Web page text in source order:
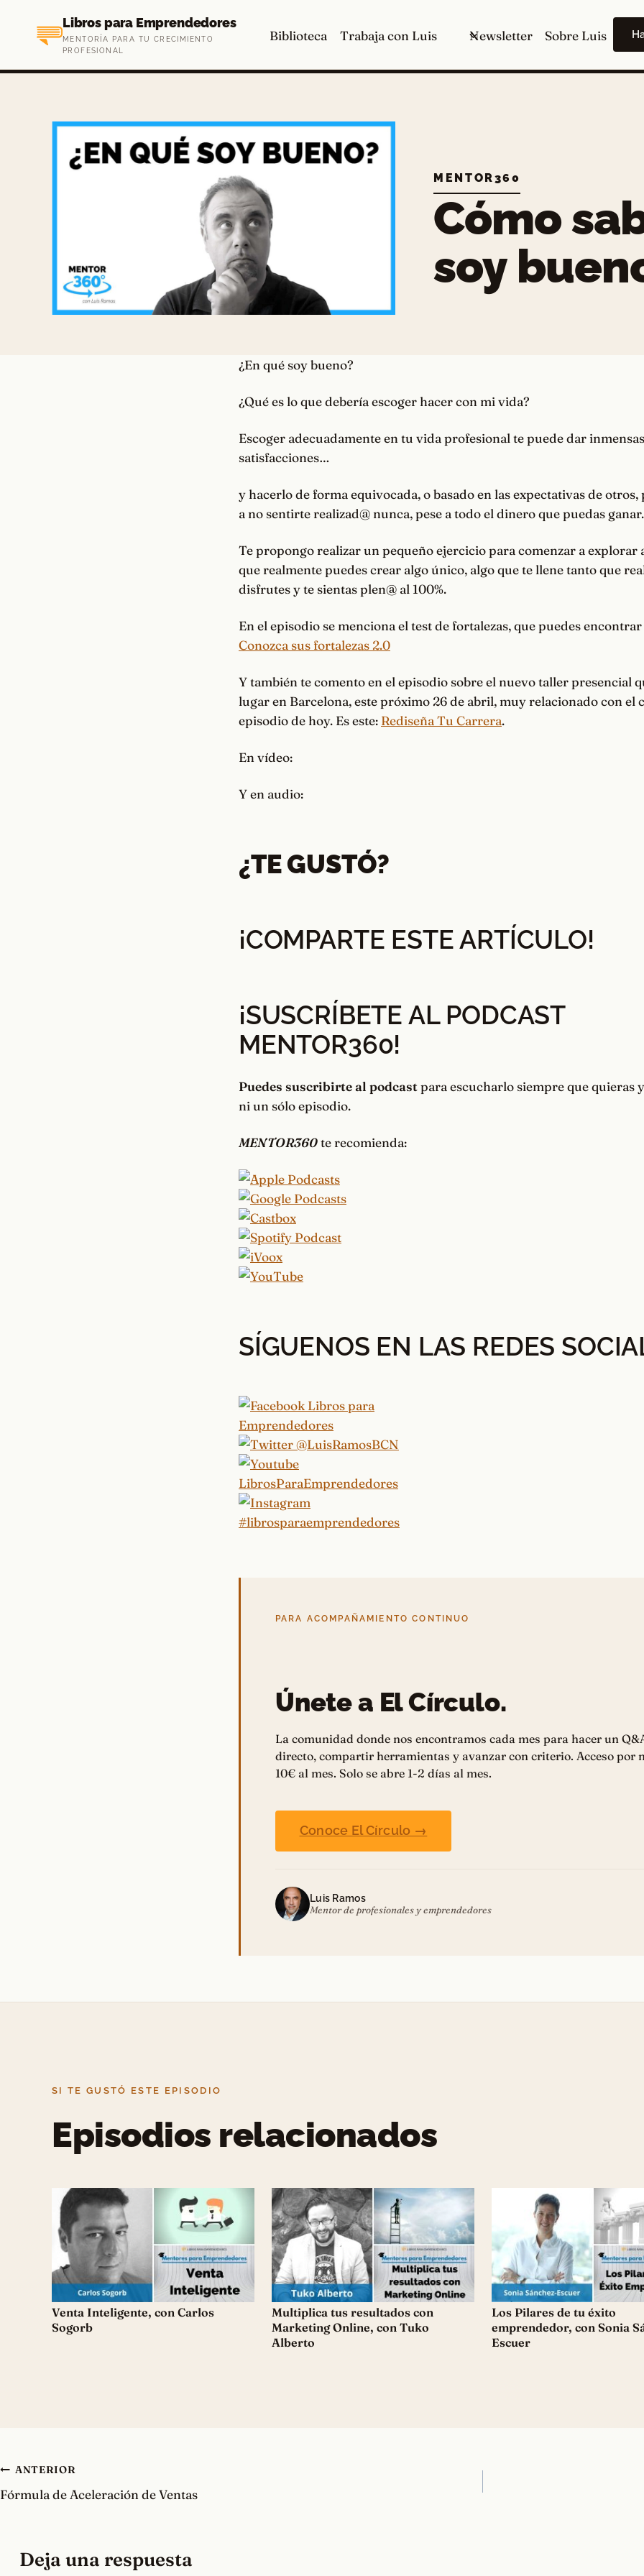
contenido
Libros para Emprendedores
MENTORÍA PARA TU CRECIMIENTO
PROFESIONAL
Biblioteca Trabaja con Luis Newsletter Sobre Luis
MENTOR360
Cómo
soy
¿En qué soy bueno?
¿Qué es lo que debería escoger hacer con mi vida?
Escoger adecuadamente en tu vida profesional te puede dar inmensas
satisfacciones…
y hacerlo de forma equivocada, o basado en las expectativas de
a no sentirte realizad@ nunca, pese a todo el dinero que puedas ganar.
Te propongo realizar un pequeño ejercicio para comenzar a explorar
que realmente puedes crear algo único, algo que te llene tanto que
disfrutes y te sientas plen@ al 100%.
En el episodio se menciona el test de fortalezas, que puedes
Conozca sus fortalezas 2.0
Y también te comento en el episodio sobre el nuevo taller presencial
lugar en Barcelona, este próximo 26 de abril, muy relacionado con el
episodio de hoy. Es este: Rediseña Tu Carrera.
En vídeo:
Y en audio:
¿TE GUSTÓ?
¡COMPARTE ESTE ARTÍCULO!
¡SUSCRÍBETE AL PODCAST
MENTOR360!
Puedes suscribirte al podcastpara escucharlo siempre que quieras
ni un sólo episodio.
MENTOR360te recomienda:
SÍGUENOS EN LAS REDES
PARA ACOMPAÑAMIENTO CONTINUO
Únete a El Círculo.
La comunidad donde nos encontramos cada mes para hacer un
directo, compartir herramientas y avanzar con criterio. Acceso por
10€ al mes. Solo se abre 1-2 días al mes.
Conoce El Círculo →
Luis Ramos
Mentor de profesionales y emprendedores
SI TE GUSTÓ ESTE EPISODIO
Episodios relacionados
Venta Inteligente, con Carlos
Sogorb
Multiplica tus resultados con
Marketing Online, con Tuko
Alberto
Los Pilares de tu éxito
emprendedor, con Sonia
Escuer
Navegación
de
ANTERIOR
Fórmula de Aceleración de Ventas
Deja una respuesta